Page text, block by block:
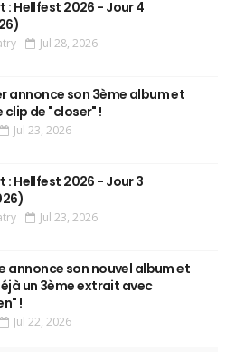
: Hellfest 2026 - Jour 4
Jul 28, 2026
annonce son 3ème album et
de "closer" !
Jul 23, 2026
: Hellfest 2026 - Jour 3
Jul 23, 2026
annonce son nouvel album et
un 3ème extrait avec
!
Jul 22, 2026